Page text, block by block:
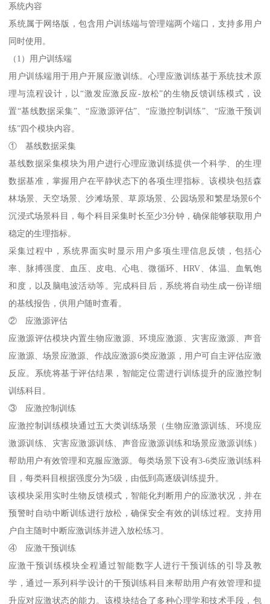
系统内容
系统属于网络版，包含用户训练端与管理端两个端口，支持多用户
同时使用。
（1）用户训练端
用户训练端用于用户开展应激训练。心理应激训练基于系统技术原
理与流程设计，以“激发应激反应-放松”的生物反馈训练模式，设
置“基线数据采集”、“应激源评估”、“应激控制训练”、“应激干预训
练”四个模块内容。
① 基线数据采集
基线数据采集模块为用户进行心理应激训练提供一个科学、的生理
数据基准，掌握用户在平静状态下的各项生理指标。该模块包括森
林场景、天空场景、沙滩场景、草原场景、公园场景和繁星场景6个
沉浸式场景科目，每个科目采集时长至少3分钟，确保能够获取用户
稳定的生理指标。
采集过程中，系统界面实时显示用户多项生理信息反馈，包括心
率、脉搏强度、血压、皮电、心电、微循环、HRV、体温、血氧饱
和度，以及脑电波活动等。完成科目后，系统将自动生成一份详细
的基线报告，供用户随时查看。
② 应激源评估
应激源评估模块内置生物应激源、环境应激源、灾害应激源、声音
应激源、场景应激源、作战应激源6类应激源，用户可自主评估应激
反应。系统将基于评估结果，智能定位需进行训练提升的应激控制
训练科目。
③ 应激控制训练
应激控制训练模块通过五大类训练场景（生物应激源训练、环境应
激源训练、灾害应激源训练、声音应激源训练和场景应激源训练）
帮助用户有效管理和克服应激源。每类场景下设有3-6类应激训练科
目，每类科目根据强度分为5级，由低到高逐级训练提升。
该模块采用实时生物反馈模式，智能化判断用户的应激状况，并在
预警时自动中断训练进行放松，确保安全有效的训练过程。支持用
户自主随时中断应激训练并进入放松练习。
④ 应激干预训练
应激干预训练模块全程通过智能数字人进行干预训练的引导及教
学，通过一系列科学设计的干预训练科目来帮助用户有效管理和提
升应对应激状态的能力。该模块结合了多种心理学和技术手段，包